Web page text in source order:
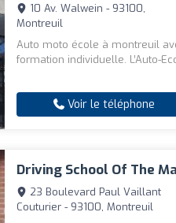
10 Av. Walwein - 93100,
Montreuil
Auto moto école à montreuil
formation individuelle. L’Auto-
Voir le téléphone
Driving School Of The
23 Boulevard Paul Vaillant
Couturier - 93100, Montreuil